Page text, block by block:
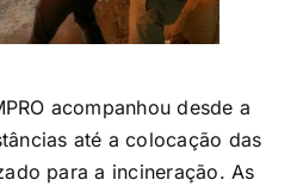
acompanhou desde a
até a colocação das
para a incineração. As